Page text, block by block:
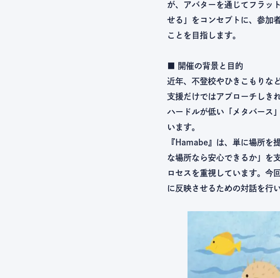
が、アバターを通じてフラッ
せる」をコンセプトに、参加
ことを目指します。
■ 開催の背景と目的
近年、不登校やひきこもりな
支援だけではアプローチしき
ハードルが低い「メタバース
います。
『Hamabe』は、単に場所を
な場所なら安心できるか」を
ロセスを重視しています。今
に反映させるための対話を行い